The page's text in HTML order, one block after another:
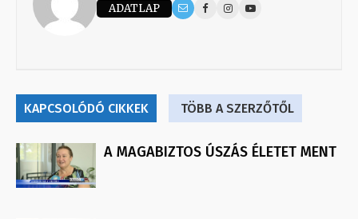
ADATLAP
KAPCSOLÓDÓ CIKKEK TÖBB A SZERZŐTŐL
A MAGABIZTOS ÚSZÁS ÉLETET MENT